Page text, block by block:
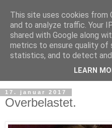
17. januar 2017
Overbelastet.
This site uses cookies from
and to analyze traffic. Your
shared with Google along
metrics to ensure quality of
statistics, and to detect and
LEARN